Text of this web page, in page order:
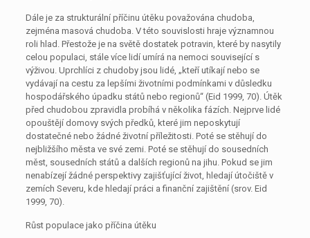
Dále je za strukturální příčinu útěku považována chudoba,
zejména masová chudoba. V této souvislosti hraje významnou
roli hlad. Přestože je na světě dostatek potravin, které by nasytily
celou populaci, stále více lidí umírá na nemoci související s
výživou. Uprchlíci z chudoby jsou lidé, „kteří utíkají nebo se
vydávají na cestu za lepšími životními podmínkami v důsledku
hospodářského úpadku států nebo regionů“ (Eid 1999, 70). Útěk
před chudobou zpravidla probíhá v několika fázích. Nejprve lidé
opouštějí domovy svých předků, které jim neposkytují
dostatečné nebo žádné životní příležitosti. Poté se stěhují do
nejbližšího města ve své zemi. Poté se stěhují do sousedních
měst, sousedních států a dalších regionů na jihu. Pokud se jim
nenabízejí žádné perspektivy zajišťující život, hledají útočiště v
zemích Severu, kde hledají práci a finanční zajištění (srov. Eid
1999, 70).
Růst populace jako příčina útěku